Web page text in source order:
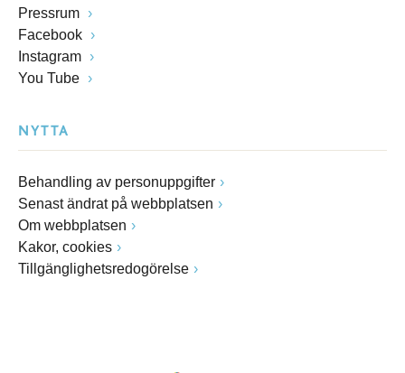
Pressrum
Facebook
Instagram
You Tube
NYTTA
Behandling av personuppgifter
Senast ändrat på webbplatsen
Om webbplatsen
Kakor, cookies
Tillgänglighetsredogörelse